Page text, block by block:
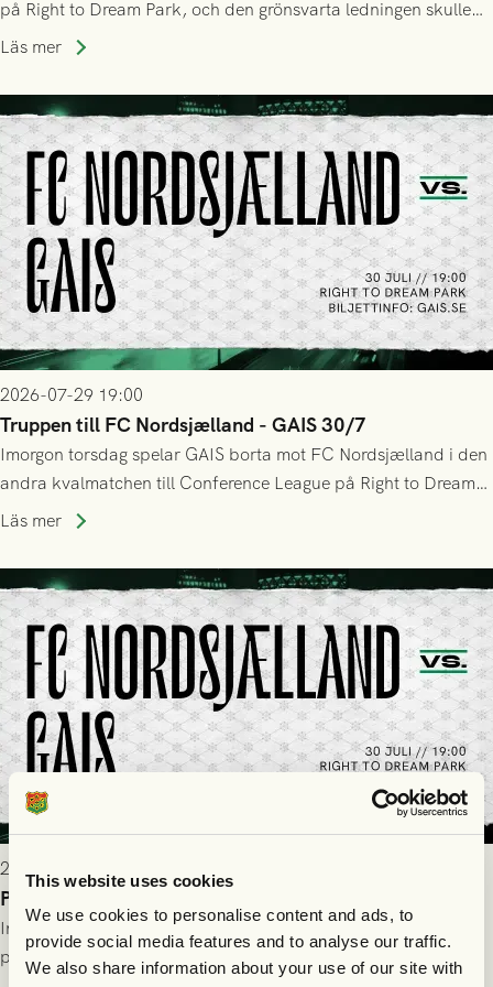
This website uses cookies
We use cookies to personalise content and ads, to
provide social media features and to analyse our traffic.
We also share information about your use of our site with
på Right to Dream Park, och den grönsvarta ledningen skulle
upphöra efter mindre än kvarten spelad. På lika mark visade
tennissiffror och det grönsvarta europaäventyret tog slut.
Läs mer
2026-07-29 19:00
Truppen till FC Nordsjælland - GAIS 30/7
Imorgon torsdag spelar GAIS borta mot FC Nordsjælland i den
andra kvalmatchen till Conference League på Right to Dream
Park! Fredrik Holmberg och ledarstaben har tagit ut följande
Läs mer
2026-07-29 9:15
Publikinformation: FC Nordsjælland - GAIS 30/7
Information för dig som ska se FC Nordsjælland - GAIS på
plats på Right to Dream Park torsdagen den 30/7 kl. 19.00.